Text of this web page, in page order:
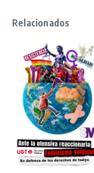
Relacionados